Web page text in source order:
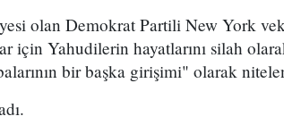
olan Demokrat Partili New York
için Yahudilerin hayatlarını silah
bir başka girişimi" olarak